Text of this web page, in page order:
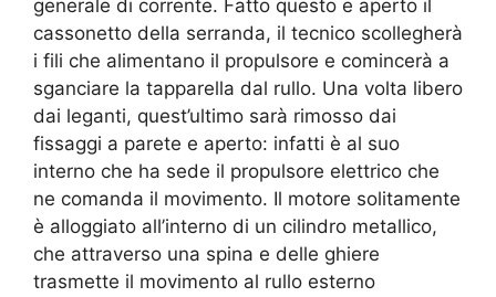
generale di corrente. Fatto questo e aperto il
cassonetto della serranda, il tecnico scollegherà
i fili che alimentano il propulsore e comincerà a
sganciare la tapparella dal rullo. Una volta libero
dai leganti, quest’ultimo sarà rimosso dai
fissaggi a parete e aperto: infatti è al suo
interno che ha sede il propulsore elettrico che
ne comanda il movimento. Il motore solitamente
è alloggiato all’interno di un cilindro metallico,
che attraverso una spina e delle ghiere
trasmette il movimento al rullo esterno